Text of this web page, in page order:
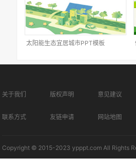
太阳能生态宜居城市PPT模板
关于我们 版权声明 意见建议
联系方式 友链申请 网站地图
Copyright © 2015-2023 ypppt.com All Rights